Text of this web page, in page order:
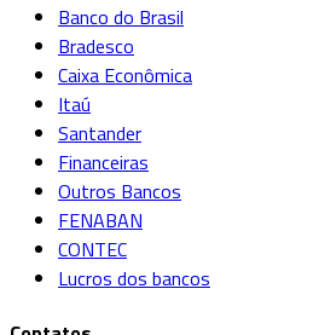
Banco do Brasil
Bradesco
Caixa Econômica
Itaú
Santander
Financeiras
Outros Bancos
FENABAN
CONTEC
Lucros dos bancos